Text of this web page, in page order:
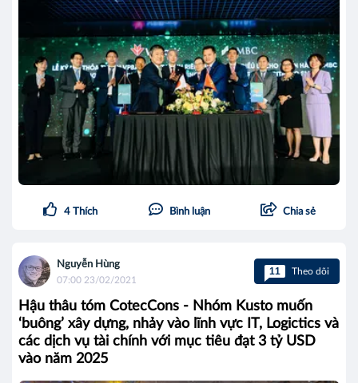
4 Thích Bình luận Chia sẻ
Nguyễn Hùng
07:00 23/02/2021
11 Theo dõi
Hậu thâu tóm CotecCons - Nhóm Kusto muốn
‘buông’ xây dựng, nhảy vào lĩnh vực IT, Logictics và
các dịch vụ tài chính với mục tiêu đạt 3 tỷ USD
vào năm 2025